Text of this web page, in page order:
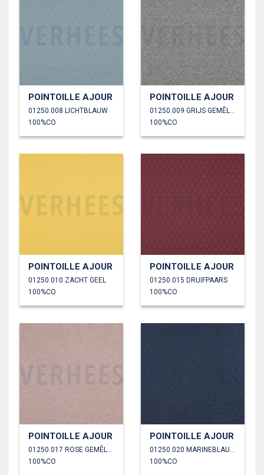
POINTOILLE AJOUR
01250.008 LICHTBLAUW
100%CO
POINTOILLE AJOUR
01250.009 GRIJS GEMÊLEERD
100%CO
POINTOILLE AJOUR
01250.010 ZACHT GEEL
100%CO
POINTOILLE AJOUR
01250.015 DRUIFPAARS
100%CO
POINTOILLE AJOUR
01250.017 ROSE GEMÊLEERD
100%CO
POINTOILLE AJOUR
01250.020 MARINEBLAUW GEMÊLEERD
100%CO